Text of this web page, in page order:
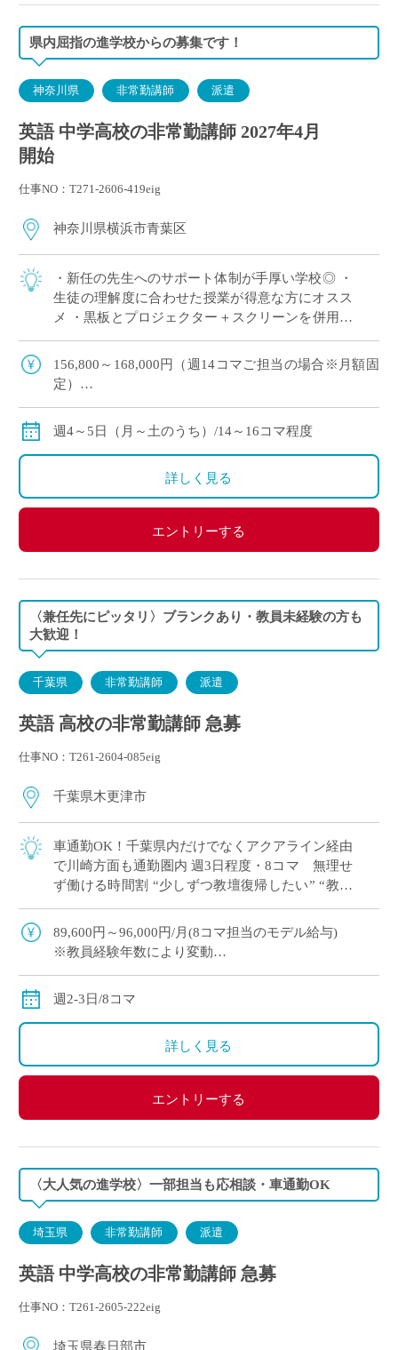
県内屈指の進学校からの募集です！
神奈川県 非常勤講師 派遣
英語 中学高校の非常勤講師 2027年4月
開始
仕事NO：T271-2606-419eig
神奈川県横浜市青葉区
・新任の先生へのサポート体制が手厚い学校◎ ・
生徒の理解度に合わせた授業が得意な方にオスス
メ ・黒板とプロジェクター＋スクリーンを併用し
務中！ ＜こんな方からのご応募 […]
156,800～168,000円（週14コマご担当の場合※月額固
定）
定）
ご指導経験により決定
週4～5日（月～土のうち）/14～16コマ程度
詳しく見る
エントリーする
〈兼任先にピッタリ〉ブランクあり・教員未経験の方も
大歓迎！
千葉県 非常勤講師 派遣
英語 高校の非常勤講師 急募
仕事NO：T261-2604-085eig
千葉県木更津市
車通勤OK！千葉県内だけでなくアクアライン経由
で川崎方面も通勤圏内 週3日程度・8コマ 無理せ
ず働ける時間割 “少しずつ教壇復帰したい” “教員
89,600円～96,000円/月(8コマ担当のモデル給与)
※教員経験年数により変動
週2-3日/8コマ
詳しく見る
エントリーする
〈大人気の進学校〉一部担当も応相談・車通勤OK
埼玉県 非常勤講師 派遣
英語 中学高校の非常勤講師 急募
仕事NO：T261-2605-222eig
埼玉県春日部市